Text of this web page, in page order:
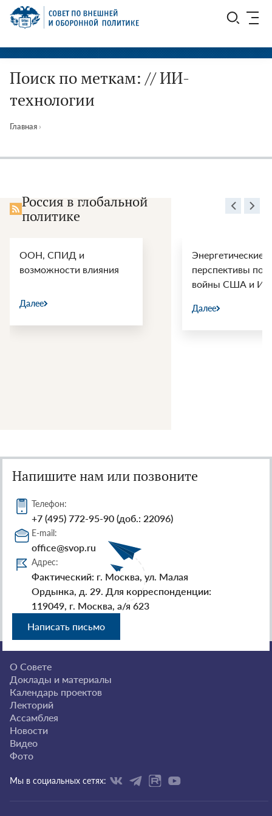
Перейти
СВОП
Поиск по меткам: // ИИ-
технологии
Главная ›
Россия в глобальной
политике
ООН, СПИД и
возможности влияния
Далее
Энергетические
перспективы
войны США и
Далее
Напишите нам или позвоните
Телефон:
+7 (495) 772-95-90 (доб.: 22096)
E-mail:
office@svop.ru
Адрес:
Фактический: г. Москва, ул. Малая
Ордынка, д. 29. Для корреспонденции:
119049, г. Москва, а/я 623
Написать письмо
О Совете
Доклады и материалы
Календарь проектов
Лекторий
Ассамблея
Новости
Видео
Фото
Мы в социальных сетях: